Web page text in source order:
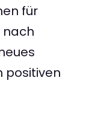
für
nach
positiven